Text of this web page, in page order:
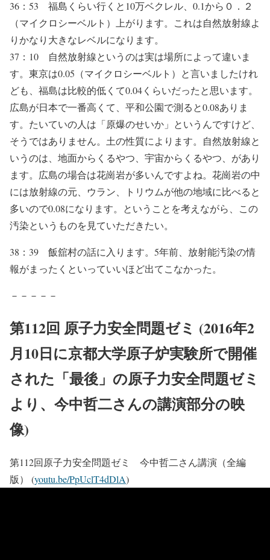
36：53 福島くらい行くと10万ベクレル、0.1から０．２
（マイクロシーベルト）上がります。これは自然放射線よ
りかなり大きなレベルになります。
37：10 自然放射線というのは実は場所によって違いま
す。東京は0.05（マイクロシーベルト）と言いましたけれ
ども、福島は比較的低くて0.04くらいだったと思います。
広島が日本で一番高くて、平和公園で測ると0.08ありま
す。たいていの人は「原爆のせいか」というんですけど、
そうではありません。土の性質によります。自然放射線と
いうのは、地面からくるやつ、宇宙からくるやつ、があり
ます。広島の場合は花崗岩が多いんですよね。花崗岩の中
には放射線の元、ウラン、トリウムが他の地域に比べると
多いので0.08になります。ということを考えながら、この
汚染というものを見ていただきたい。
38：39 飯舘村の話に入ります。5年前、放射能汚染の情
報がまったくといっていいほど出てこなかった。
－－－－－
第112回 原子力安全問題ゼミ (2016年2
月10日に京都大学原子炉実験所で開催
された「最後」の原子力安全問題ゼ­ミ
より、今中哲二さんの講演部分の映
像)
第112回原子力安全問題ゼミ 今中哲二さん講演（全編
版） (youtu.be/PpUclT4dDlA)